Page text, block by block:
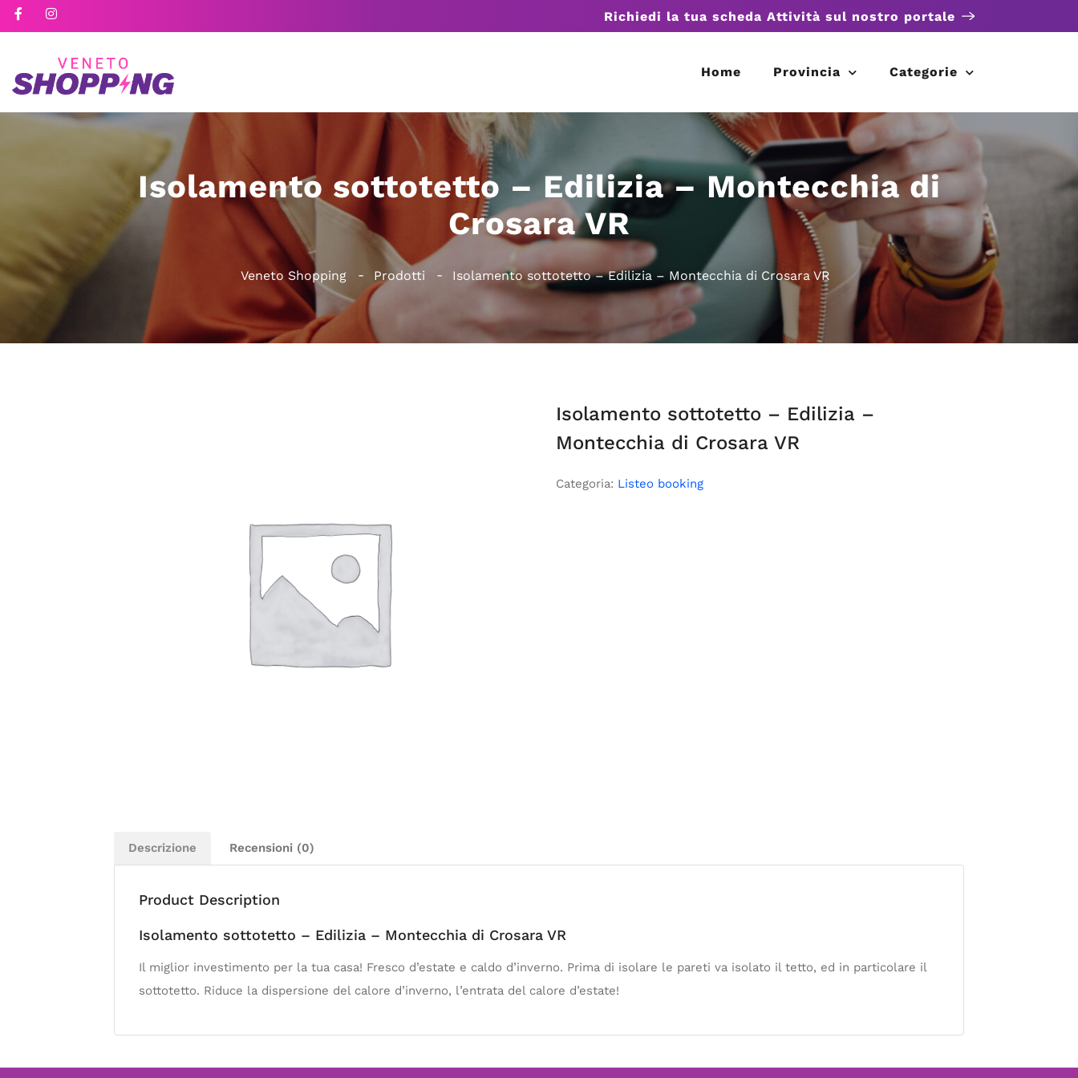
Richiedi la tua scheda Attività sul nostro portale
Home Provincia Categorie
Isolamento sottotetto – Edilizia – Montecchia di
Crosara VR
Veneto Shopping Prodotti Isolamento sottotetto – Edilizia – Montecchia di Crosara VR
Isolamento sottotetto – Edilizia –
Montecchia di Crosara VR
Categoria: Listeo booking
Descrizione Recensioni (0)
Product Description
Isolamento sottotetto – Edilizia – Montecchia di Crosara VR
Il miglior investimento per la tua casa! Fresco d’estate e caldo d’inverno. Prima di isolare le pareti va isolato il tetto, ed in particolare il
sottotetto. Riduce la dispersione del calore d’inverno, l’entrata del calore d’estate!